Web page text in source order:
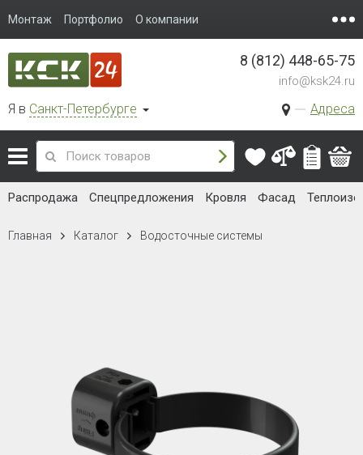
Монтаж Портфолио О компании
Я в Санкт-Петербурге Адреса
8 (812) 448-65-75
info@ksk24.ru
Распродажа Спецпредложения Кровля Фасад
Главная Каталог Водосточные системы